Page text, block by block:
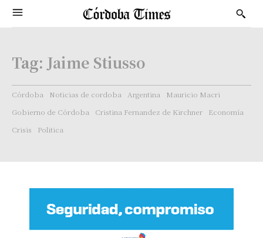
Tag: Jaime Stiusso
Córdoba Noticias de cordoba Argentina
Mauricio Macri
Gobierno de Córdoba
Cristina Fernandez de Kirchner
Economía
Crisis
Politica